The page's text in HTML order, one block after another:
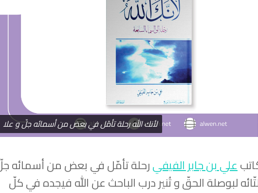
لأنك الله رحلة تأمّل في بعض من أسمائه جلّ و علا
علي بن جابر الفيفيرحلة تأمّل في بعض من أسمائه
لبوصلة الحقّ و تُنير درب الباحث عن الله فيجده في كلّ